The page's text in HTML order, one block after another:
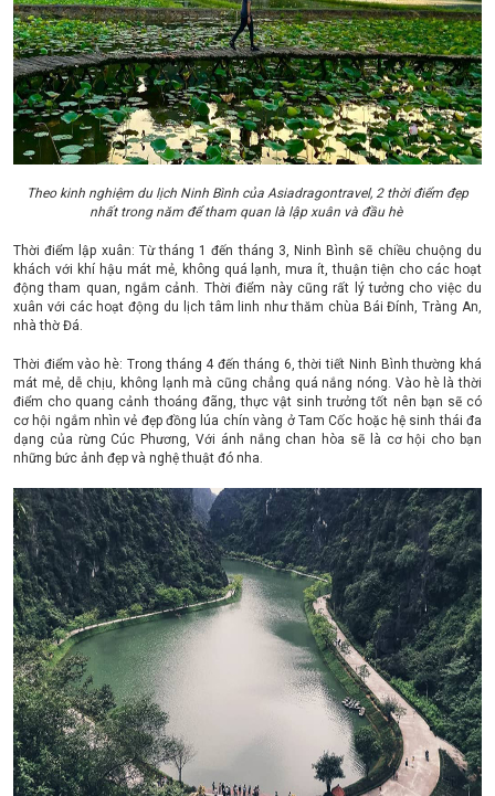
Theo kinh nghiệm du lịch Ninh Bình của Asiadragontravel, 2 thời điểm đẹp
nhất trong năm để tham quan là lập xuân và đầu hè
Thời điểm lập xuân: Từ tháng 1 đến tháng 3, Ninh Bình sẽ chiều chuộng du
khách với khí hậu mát mẻ, không quá lạnh, mưa ít, thuận tiện cho các hoạt
động tham quan, ngắm cảnh. Thời điểm này cũng rất lý tưởng cho việc du
xuân với các hoạt động du lịch tâm linh như thăm chùa Bái Đính, Tràng An,
nhà thờ Đá.
Thời điểm vào hè: Trong tháng 4 đến tháng 6, thời tiết Ninh Bình thường khá
mát mẻ, dễ chịu, không lạnh mà cũng chẳng quá nắng nóng. Vào hè là thời
điểm cho quang cảnh thoáng đãng, thực vật sinh trưởng tốt nên bạn sẽ có
cơ hội ngắm nhìn vẻ đẹp đồng lúa chín vàng ở Tam Cốc hoặc hệ sinh thái đa
dạng của rừng Cúc Phương, Với ánh nắng chan hòa sẽ là cơ hội cho bạn
những bức ảnh đẹp và nghệ thuật đó nha.